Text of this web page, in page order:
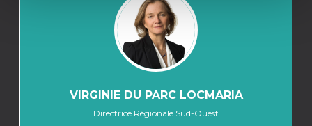
VIRGINIE DU PARC LOCMARIA
Directrice Régionale Sud-Ouest